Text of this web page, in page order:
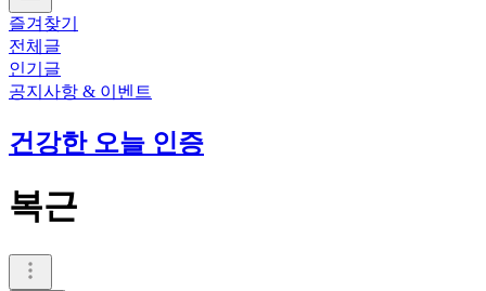
즐겨찾기
전체글
인기글
공지사항 & 이벤트
건강한 오늘 인증
복근